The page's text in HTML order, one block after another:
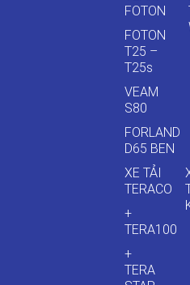
FOTON
FOTON
T25 –
T25s
VEAM
S80
FORLAND
D65 BEN
XE TẢI
TERACO
+
TERA100
+
TERA